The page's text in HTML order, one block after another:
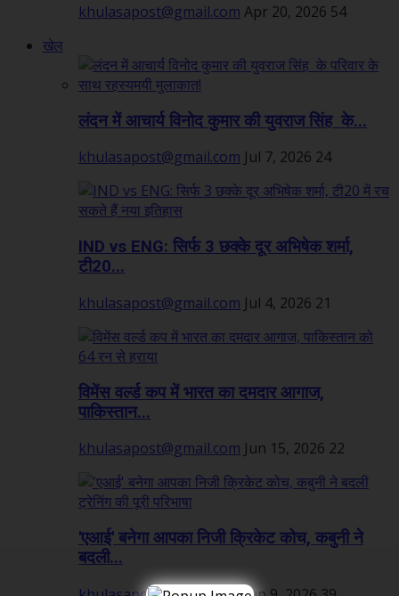
khulasapost@gmail.com Apr 20, 2026 54
खेल
लंदन में आचार्य विनोद कुमार की युवराज सिंह के...
khulasapost@gmail.com Jul 7, 2026 24
IND vs ENG: सिर्फ 3 छक्के दूर अभिषेक शर्मा,
टी20...
khulasapost@gmail.com Jul 4, 2026 21
विमेंस वर्ल्ड कप में भारत का दमदार आगाज,
पाकिस्तान...
khulasapost@gmail.com Jun 15, 2026 22
'एआई' बनेगा आपका निजी क्रिकेट कोच, कबुनी ने
बदली...